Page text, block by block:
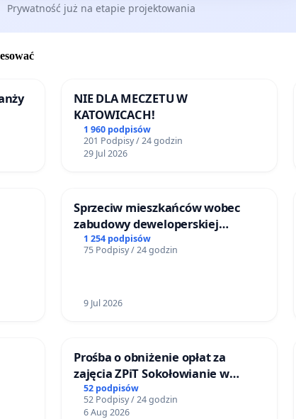
Prywatność już na etapie projektowania
NIE DLA MECZETU W
KATOWICACH!
1 960 podpisów
201 Podpisy / 24 godzin
29 Jul 2026
Sprzeciw mieszkańców wobec
zabudowy deweloperskiej
terenow zielonych w rejonie
Bulwarów Straceńskich w Bielsku-
1 254 podpisów
75 Podpisy / 24 godzin
9 Jul 2026
Prośba o obniżenie opłat za
zajęcia ZPiT Sokołowianie w
Sokołowskim Ośrodku Kultury
52 podpisów
52 Podpisy / 24 godzin
6 Aug 2026